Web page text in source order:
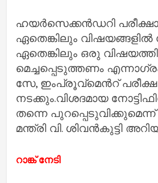
ഹയര്‍സെക്കന്‍ഡറി
ഏതെങ്കിലും വിഷയങ്ങളില്‍
ഏതെങ്കിലും ഒരു
മെച്ചപ്പെടുത്തണം
സേ, ഇംപ്രൂവ്മെന്‍റ്
നടക്കും.വിശദമായ
തന്നെ
മന്ത്രി വി. ശിവന്‍കുട്ടി
റാങ്ക് നേടി